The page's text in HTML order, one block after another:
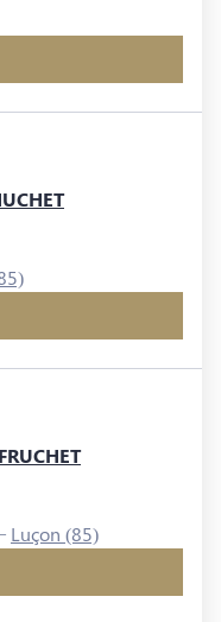
Luçon (85)